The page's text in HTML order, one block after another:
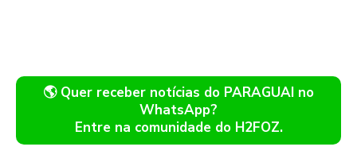
🌎 Quer receber notícias do PARAGUAI no
WhatsApp?
Entre na comunidade do H2FOZ.